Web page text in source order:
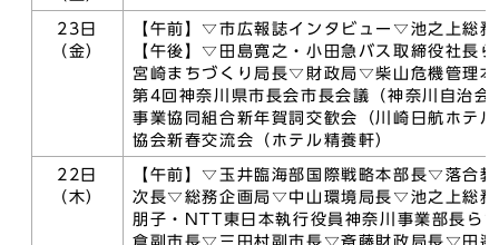
23日
（金）
【午前】▽市広報誌インタビュー▽池之上総
【午後】▽田島寛之・小田急バス取締役社長
宮崎まちづくり局長▽財政局▽柴山危機管理
第4回神奈川県市長会市長会議（神奈川自治
事業協同組合新年賀詞交歓会（川崎日航ホテ
協会新春交流会（ホテル精養軒）
22日
（木）
【午前】▽玉井臨海部国際戦略本部長▽落合
次長▽総務企画局▽中山環境局長▽池之上総
朋子・NTT東日本執行役員神奈川事業部長
倉副市長▽三田村副市長▽斎藤財政局長▽田